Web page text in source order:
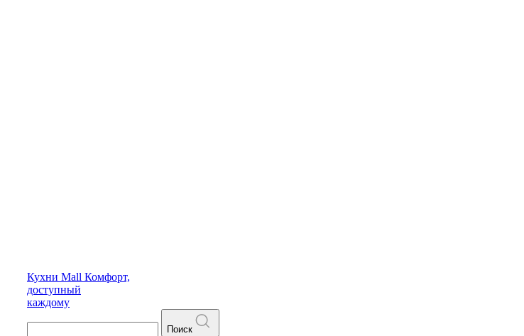
Кухни Mall Комфорт,
доступный
каждому
Поиск